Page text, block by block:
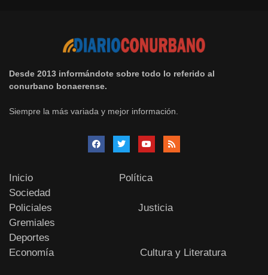
Desde 2013 informándote sobre todo lo referido al
conurbano bonaerense.
Siempre la más variada y mejor información.
Inicio
Política
Sociedad
Policiales
Justicia
Gremiales
Deportes
Economía
Cultura y Literatura